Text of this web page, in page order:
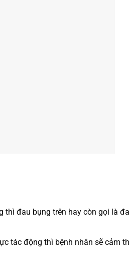
thì đau bụng trên hay còn gọi là
tác động thì bệnh nhân sẽ cảm